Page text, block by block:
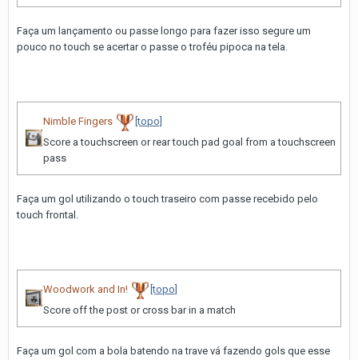
Faça um lançamento ou passe longo para fazer isso segure um
pouco no touch se acertar o passe o troféu pipoca na tela.
Nimble Fingers
[topo]
Score a touchscreen or rear touch pad goal from a touchscreen
pass
Faça um gol utilizando o touch traseiro com passe recebido pelo
touch frontal.
Woodwork and In!
[topo]
Score off the post or cross bar in a match
Faça um gol com a bola batendo na trave vá fazendo gols que esse